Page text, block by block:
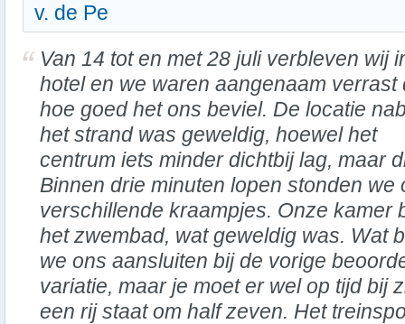
v. de Pe
Van 14 tot en met 28 juli verbleven wij
hotel en we waren aangenaam verrast
hoe goed het ons beviel. De locatie
het strand was geweldig, hoewel het
centrum iets minder dichtbij lag, maar
Binnen drie minuten lopen stonden we
verschillende kraampjes. Onze kamer
het zwembad, wat geweldig was. Wat
we ons aansluiten bij de vorige
variatie, maar je moet er wel op tijd bij
een rij staat om half zeven. Het